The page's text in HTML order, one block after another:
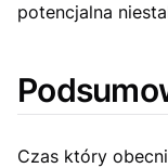
potencjalna
Czas który